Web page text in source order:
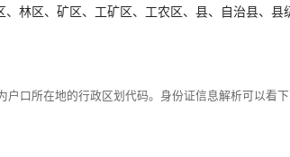
林区、矿区、工矿区、工农区、县、自治县、
口所在地的行政区划代码。身份证信息解析可以看